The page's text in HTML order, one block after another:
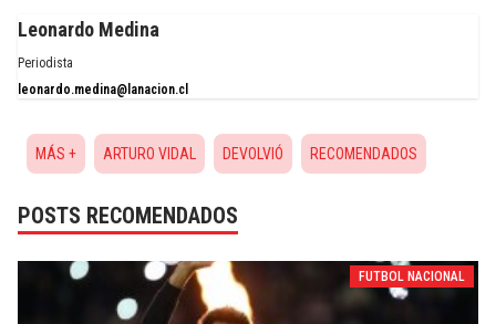
Leonardo Medina
Periodista
leonardo.medina@lanacion.cl
MÁS + ARTURO VIDAL DEVOLVIÓ RECOMENDADOS
POSTS RECOMENDADOS
FUTBOL NACIONAL